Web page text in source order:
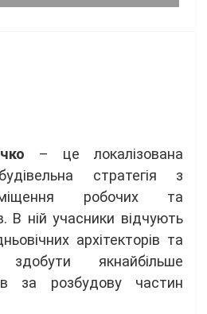
– це локалізована
стратегія з
робочих та
В ній учасники відчують
архітекторів та
здобути якнайбільше
за розбудову частин